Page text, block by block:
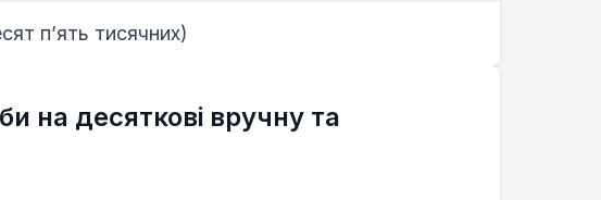
п’ять тисячних)
на десяткові вручну та